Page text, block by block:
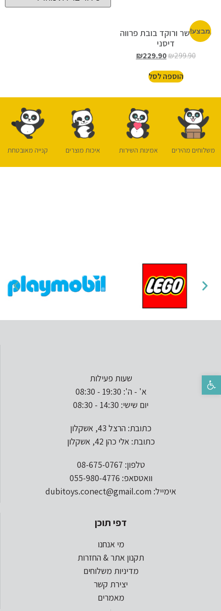
פתח סרגל נגישות
מבצע!
סטיץ’ שר ורוקד בובת פרווה
דיסני
₪299.90
₪229.90
הוספה לסל
משלוחים מהירים אמינות השירות איכות מוצרים קנייה מאובטחת
שעות פעילות
א' - ה': 19:30 - 08:30
יום שישי: 14:30 - 08:30
כתובת: הרצל 43, אשקלון
כתובת: אלי כהן 42, אשקלון
טלפון: 08-675-0767
וואטסאפ: 055-980-4776
אימייל: dubitoys.conect@gmail.com
דפי תוכן
מי אנחנו
תקנון אתר & החזרות
מדיניות משלוחים
יצירת קשר
מאמרים